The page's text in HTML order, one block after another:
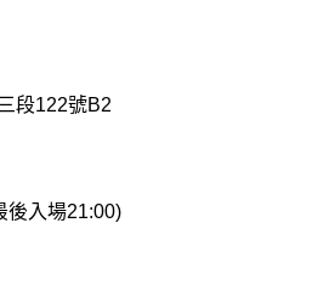
段122號B2
後入場21:00)